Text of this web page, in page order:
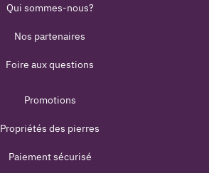
Qui sommes-nous?
Nos partenaires
Foire aux questions
Promotions
Propriétés des pierres
Paiement sécurisé